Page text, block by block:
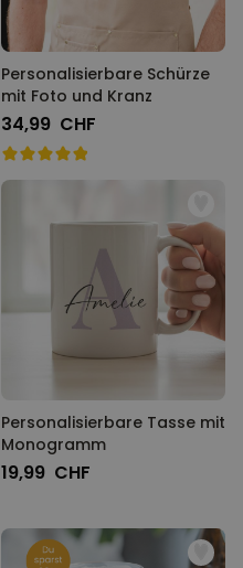
Personalisierbare Schürze
mit Foto und Kranz
34,99 CHF
Personalisierbare Tasse mit
Monogramm
19,99 CHF